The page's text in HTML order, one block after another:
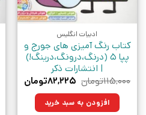
ادبیات انگلیس
کتاب رنگ آمیزی های جورج و
پپا 5 (درنگ،درونگ،درینگ!)
| انتشارات ذکر
۱۱۵,۰۰۰تومان قیمت
۱۱۵,۰۰۰تومان
بود.
۸۲,۲۲۵تومان
افزودن به سبد خرید